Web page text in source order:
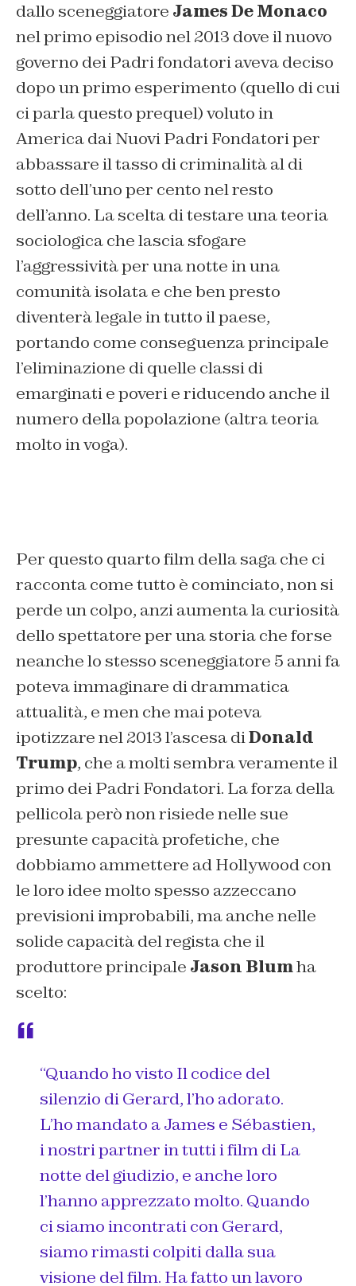
dallo sceneggiatore James De Monaco
nel primo episodio nel 2013 dove il nuovo
governo dei Padri fondatori aveva deciso
dopo un primo esperimento (quello di cui
ci parla questo prequel) voluto in
America dai Nuovi Padri Fondatori per
abbassare il tasso di criminalità al di
sotto dell’uno per cento nel resto
dell’anno. La scelta di testare una teoria
sociologica che lascia sfogare
l’aggressività per una notte in una
comunità isolata e che ben presto
diventerà legale in tutto il paese,
portando come conseguenza principale
l’eliminazione di quelle classi di
emarginati e poveri e riducendo anche il
numero della popolazione (altra teoria
molto in voga).
Per questo quarto film della saga che ci
racconta come tutto è cominciato, non si
perde un colpo, anzi aumenta la curiosità
dello spettatore per una storia che forse
neanche lo stesso sceneggiatore 5 anni fa
poteva immaginare di drammatica
attualità, e men che mai poteva
ipotizzare nel 2013 l’ascesa diDonald
Trump, che a molti sembra veramente il
primo dei Padri Fondatori. La forza della
pellicola però non risiede nelle sue
presunte capacità profetiche, che
dobbiamo ammettere ad Hollywood con
le loro idee molto spesso azzeccano
previsioni improbabili, ma anche nelle
solide capacità del regista che il
produttore principale Jason Blumha
scelto:
“Quando ho visto Il codice del
silenzio di Gerard, l’ho adorato.
L’ho mandato a James e Sébastien,
i nostri partner in tutti i film di La
notte del giudizio, e anche loro
l’hanno apprezzato molto. Quando
ci siamo incontrati con Gerard,
siamo rimasti colpiti dalla sua
visione del film. Ha fatto un lavoro